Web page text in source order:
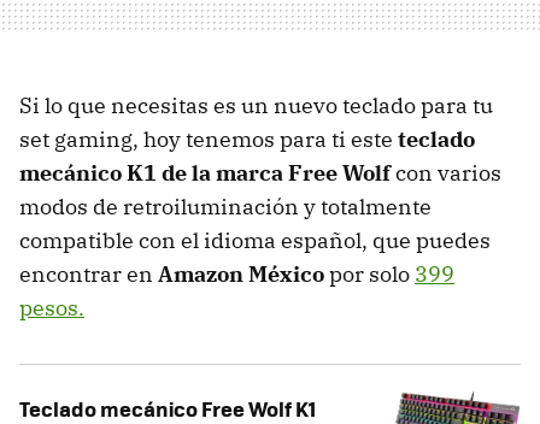
Si lo que necesitas es un nuevo teclado para tu
set gaming, hoy tenemos para ti este teclado
mecánico K1 de la marca Free Wolfcon varios
modos de retroiluminación y totalmente
compatible con el idioma español, que puedes
encontrar en Amazon Méxicopor solo 399
pesos.
Teclado mecánico Free Wolf K1